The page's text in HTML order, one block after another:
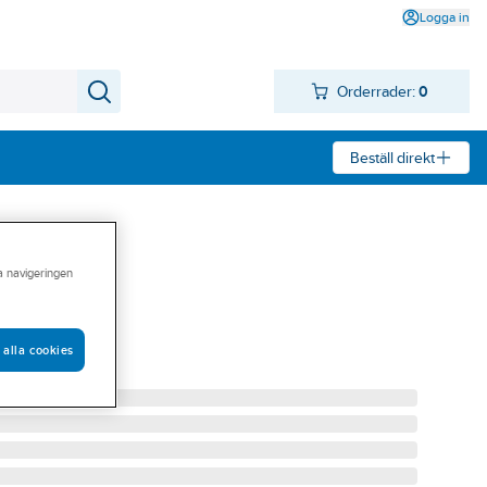
Logga in
Orderrader: 0
Beställ direkt
SE46.275
navigeringen
alla cookies